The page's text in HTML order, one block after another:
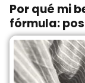
Por qué mi
fórmula: